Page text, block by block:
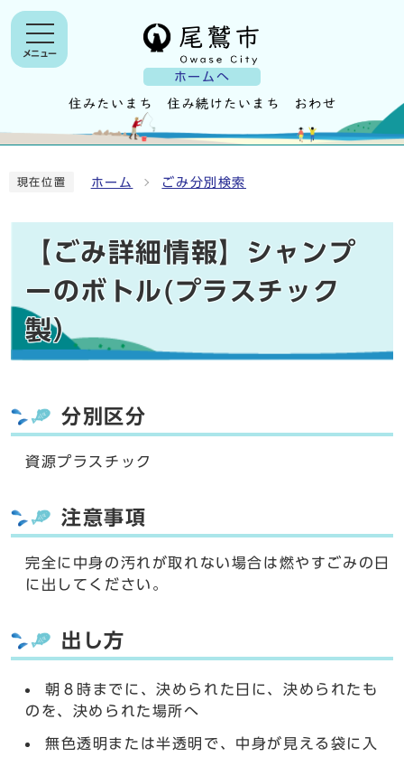
ホームへ
メニュー
現在位置 ホーム ごみ分別検索
【ごみ詳細情報】シャンプ
ーのボトル(プラスチック
製）
分別区分
資源プラスチック
注意事項
完全に中身の汚れが取れない場合は燃やすごみの日
に出してください。
出し方
朝８時までに、決められた日に、決められたも
のを、決められた場所へ
無色透明または半透明で、中身が見える袋に入